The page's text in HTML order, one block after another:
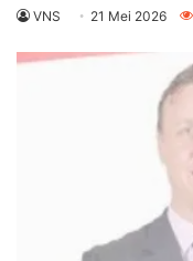
VNS 21 Mei 2026